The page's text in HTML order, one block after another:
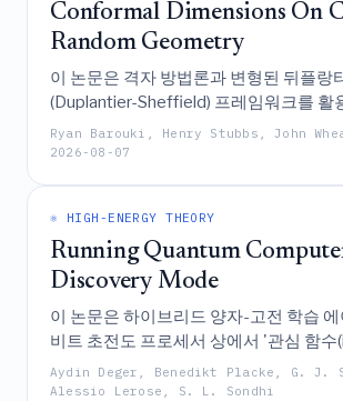
Conformal Dimensions On
Random Geometry
이 논문은 격자 방법론과 변형된 뒤플랑
(Duplantier-Sheffield) 프레임워크를 활
인과적 동적 삼각형화에 결합된 이징 모
들의 공형 차원이 리우빌 중력의 예측과
Ryan Barouki, Henry Stubbs, John
2026-08-07
⚛️ HIGH-ENERGY THEORY
Running Quantum
Discovery Mode
이 논문은 하이브리드 양자-고전 학습
비트 초전도 프로세서 상에서 '관심 함
function)'를 최적화함으로써 이산 시간
time crystals) 및 이중 유니터리 회로
Aydin Deger, Benedikt Placke, G. J.
Alessio Lerose, S. L. Sondhi